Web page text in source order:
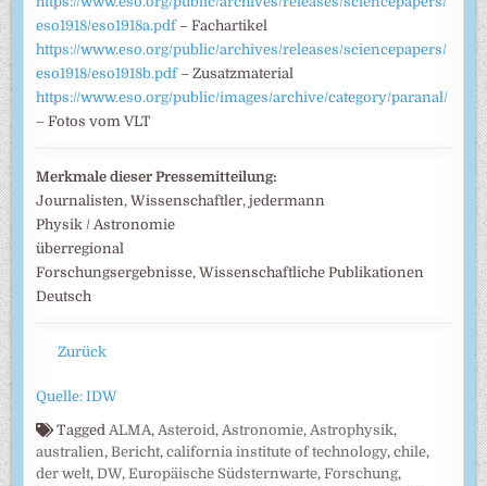
eso1918/eso1918a.pdf– Fachartikel
https://www.eso.org/public/archives/releases/sciencepapers/
eso1918/eso1918b.pdf– Zusatzmaterial
https://www.eso.org/public/images/archive/category/paranal/
– Fotos vom VLT
Merkmale dieser Pressemitteilung:
Journalisten, Wissenschaftler, jedermann
Physik / Astronomie
überregional
Forschungsergebnisse, Wissenschaftliche Publikationen
Deutsch
Zurück
Quelle: IDW
TaggedALMA,Asteroid,Astronomie,Astrophysik,
australien,Bericht,california institute of technology,chile,
der welt,DW,Europäische Südsternwarte,Forschung,